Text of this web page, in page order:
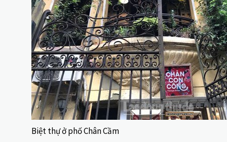
Biệt thự ở phố Chân Cầm